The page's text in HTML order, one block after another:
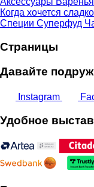
Когда хочется
Специи Суперфуд
Страницы
Давайте
Instagram
Удобное